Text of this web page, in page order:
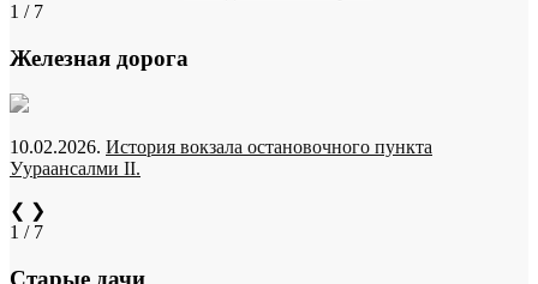
1 / 7
Железная дорога
10.02.2026. История вокзала остановочного пункта
Уураансалми II.
❮ ❯
1 / 7
Старые дачи